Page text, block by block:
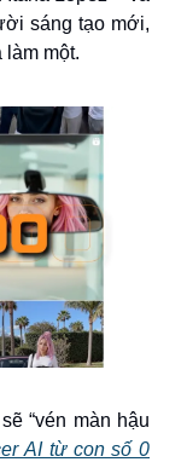
sáng tạo mới,
làm một.
“vén màn hậu
AI từ con số 0